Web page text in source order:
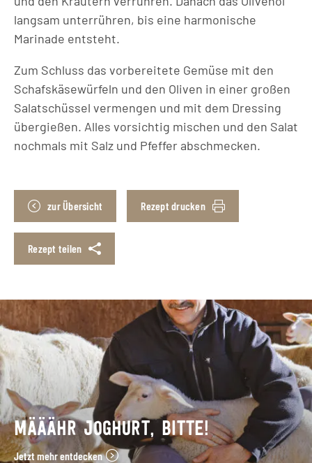
langsam unterrühren, bis eine harmonische
Marinade entsteht.
Zum Schluss das vorbereitete Gemüse mit den
Schafskäsewürfeln und den Oliven in einer großen
Salatschüssel vermengen und mit dem Dressing
übergießen. Alles vorsichtig mischen und den Salat
nochmals mit Salz und Pfeffer abschmecken.
zur Übersicht Rezept drucken
Rezept teilen
MÄÄÄHR JOGHURT, BITTE!
Jetzt mehr entdecken